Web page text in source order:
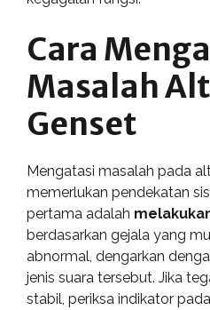
Cara
Masalah
Genset
Mengatasi masalah pada
memerlukan pendekatan
pertama adalah
berdasarkan gejala yang
abnormal, dengarkan
jenis suara tersebut. Jika
stabil, periksa indikator